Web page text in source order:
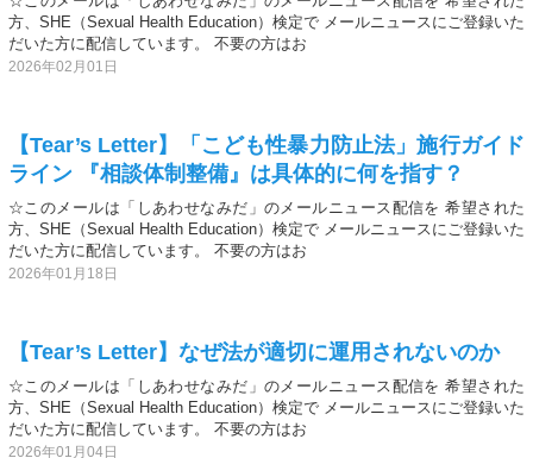
方、SHE（Sexual Health Education）検定で メールニュースにご登録いた
だいた方に配信しています。 不要の方はお
2026年02月01日
【Tear’s Letter】「こども性暴力防止法」施行ガイド
ライン 『相談体制整備』は具体的に何を指す？
☆このメールは「しあわせなみだ」のメールニュース配信を 希望された
方、SHE（Sexual Health Education）検定で メールニュースにご登録いた
だいた方に配信しています。 不要の方はお
2026年01月18日
【Tear’s Letter】なぜ法が適切に運用されないのか
☆このメールは「しあわせなみだ」のメールニュース配信を 希望された
方、SHE（Sexual Health Education）検定で メールニュースにご登録いた
だいた方に配信しています。 不要の方はお
2026年01月04日